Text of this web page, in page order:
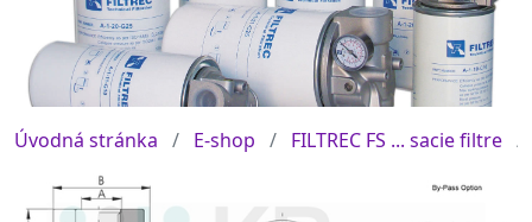
Úvodná stránka E-shop FILTREC FS ... sacie filtre